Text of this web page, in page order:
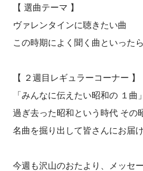
【 選曲テーマ 】
ヴァレンタインに聴きたい曲
この時期によく聞く曲といったら
【 ２週目レギュラーコーナー 】
「みんなに伝えたい昭和の １曲」
過ぎ去った昭和という時代 その
名曲を掘り出して皆さんにお届け
今週も沢山のおたより、メッセ